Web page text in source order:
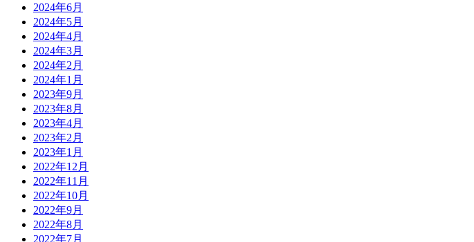
2024年6月
2024年5月
2024年4月
2024年3月
2024年2月
2024年1月
2023年9月
2023年8月
2023年4月
2023年2月
2023年1月
2022年12月
2022年11月
2022年10月
2022年9月
2022年8月
2022年7月